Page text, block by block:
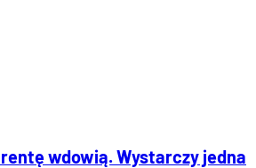
wdowią. Wystarczy jedna